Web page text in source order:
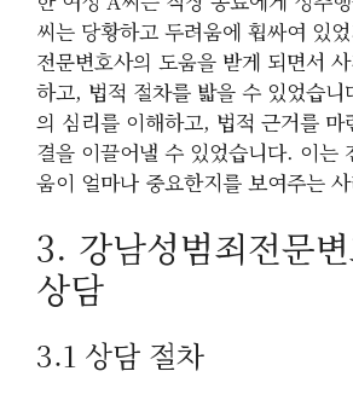
씨는 당황하고 두려움에 휩싸여 있
전문변호사의 도움을 받게 되면서
하고, 법적 절차를 밟을 수 있었습니
의 심리를 이해하고, 법적 근거를 마
결을 이끌어낼 수 있었습니다. 이는
움이 얼마나 중요한지를 보여주는
3. 강남성범죄전문
상담
3.1 상담 절차